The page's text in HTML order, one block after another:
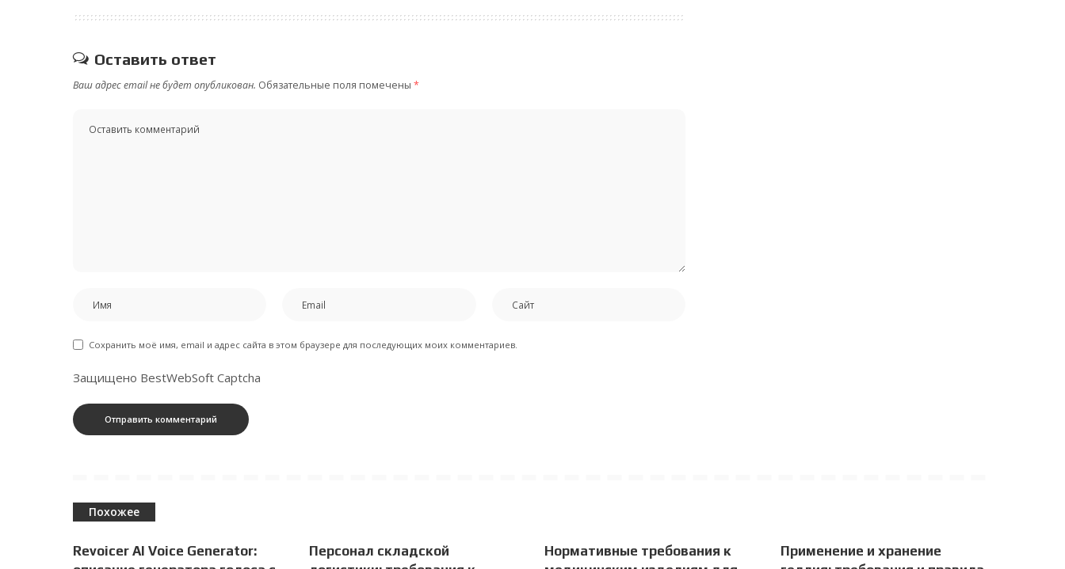
Оставить ответ
Ваш адрес email не будет опубликован. Обязательные поля помечены *
Сохранить моё имя, email и адрес сайта в этом браузере для последующих моих комментариев.
Защищено BestWebSoft Captcha
Похожее
Revoicer AI Voice Generator:
Персонал складской
Нормативные требования к
Применение и хранение